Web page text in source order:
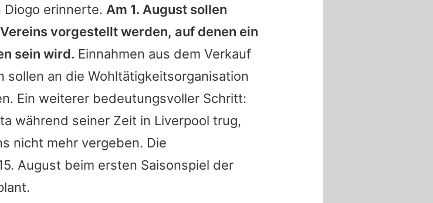
Diogo erinnerte. Am 1. August sollen
vorgestellt werden, auf denen ein
sein wird. Einnahmen aus dem Verkauf
sollen an die Wohltätigkeitsorganisation
Ein weiterer bedeutungsvoller Schritt:
während seiner Zeit in Liverpool trug,
nicht mehr vergeben. Die
August beim ersten Saisonspiel der